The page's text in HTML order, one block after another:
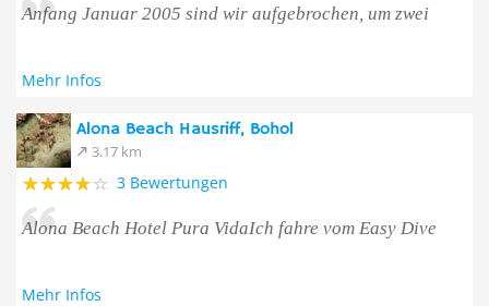
Anfang Januar 2005 sind wir aufgebrochen, um zwei
Mehr Infos
Alona Beach Hausriff, Bohol
3.17 km
3 Bewertungen
Alona Beach Hotel Pura VidaIch fahre vom Easy Dive
Mehr Infos